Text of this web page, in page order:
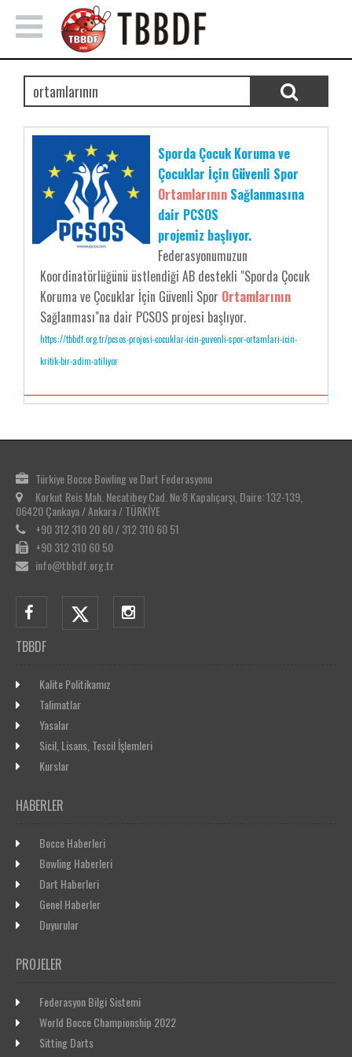
Sporda Çocuk Koruma ve
Çocuklar İçin Güvenli Spor
Ortamlarının Sağlanmasına
dair PCSOS
projemiz başlıyor.
Federasyonumuzun
Koordinatörlüğünü üstlendiği AB destekli "Sporda Çocuk
Koruma ve Çocuklar İçin Güvenli Spor Ortamlarının
Sağlanması"na dair PCSOS projesi başlıyor.
https://tbbdf.org.tr/pcsos-projesi-cocuklar-icin-guvenli-spor-ortamlari-icin-
kritik-bir-adim-atiliyor
Türkiye Bocce Bowling ve Dart Federasyonu
Korkut Reis Mah. Necatibey Cad. No:8 Kapalıçarşı, Daire: 132-139,
06420 Çankaya / Ankara / TÜRKİYE
+90 312 310 20 60 / 312 310 60 51
+90 312 310 60 50
info@tbbdf.org.tr
TBBDF
Kalite Politikamız
Talimatlar
Yasalar
Sicil, Lisans, Tescil İşlemleri
Kurslar
HABERLER
Bocce Haberleri
Bowling Haberleri
Dart Haberleri
Genel Haberler
Duyurular
PROJELER
Federasyon Bilgi Sistemi
World Bocce Championship 2022
Sitting Darts